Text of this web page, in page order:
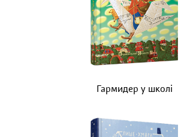
Гармидер у школі